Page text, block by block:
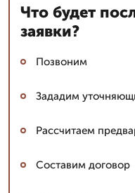
Что будет
заявки?
Позвоним
Зададим
Рассчитаем
Составим договор